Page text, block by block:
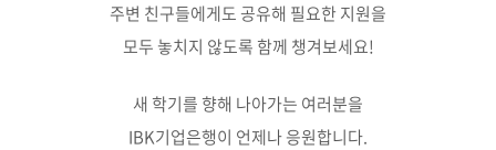
주변 친구들에게도 공유해 필요한 지원을
모두 놓치지 않도록 함께 챙겨보세요!
새 학기를 향해 나아가는 여러분을
IBK기업은행이 언제나 응원합니다.